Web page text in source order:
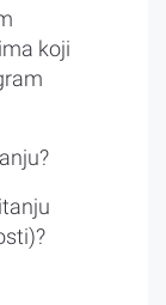
koji